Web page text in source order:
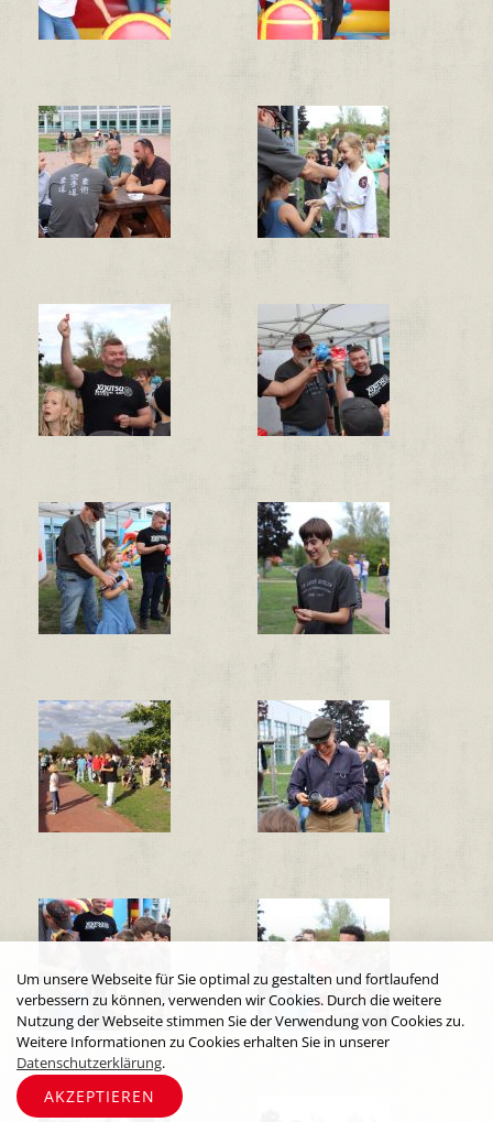
Um unsere Webseite für Sie optimal zu gestalten und fortlaufend
verbessern zu können, verwenden wir Cookies. Durch die weitere
Nutzung der Webseite stimmen Sie der Verwendung von Cookies zu.
Weitere Informationen zu Cookies erhalten Sie in unserer
Datenschutzerklärung.
AKZEPTIEREN